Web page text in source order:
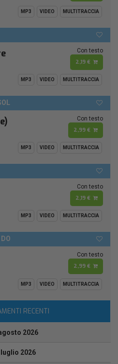
MP3 VIDEO MULTITRACCIA
Con testo
2,19 €
MP3 VIDEO MULTITRACCIA
Con testo
2,99 €
MP3 VIDEO MULTITRACCIA
Con testo
2,19 €
MP3 VIDEO MULTITRACCIA
DO
Con testo
2,99 €
MP3 VIDEO MULTITRACCIA
RECENTI
2026
luglio 2026